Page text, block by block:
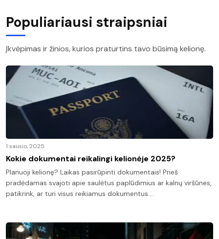
Populiariausi straipsniai
Įkvėpimas ir žinios, kurios praturtins tavo būsimą kelionę.
1 sausio, 2025
Kokie dokumentai reikalingi kelionėje 2025?
Planuoji kelionę? Laikas pasirūpinti dokumentais! Prieš
pradėdamas svajoti apie saulėtus paplūdimius ar kalnų viršūnes,
patikrink, ar turi visus reikiamus dokumentus.…